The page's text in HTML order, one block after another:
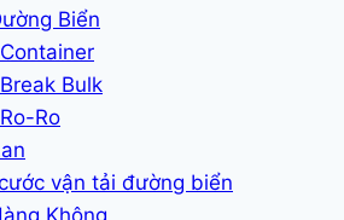
Biển
Bulk
Ro
vận tải đường biển
Không